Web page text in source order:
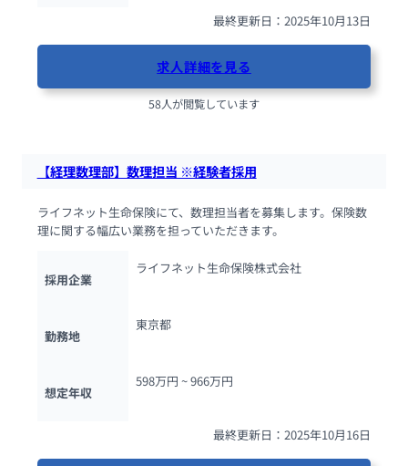
最終更新日：2025年10月13日
求人詳細を見る
58人が閲覧しています
【経理数理部】数理担当 ※経験者採用
ライフネット生命保険にて、数理担当者を募集します。保険数
理に関する幅広い業務を担っていただきます。
採用企業
ライフネット生命保険株式会社
勤務地
東京都
想定年収
598万円 ~ 966万円
最終更新日：2025年10月16日